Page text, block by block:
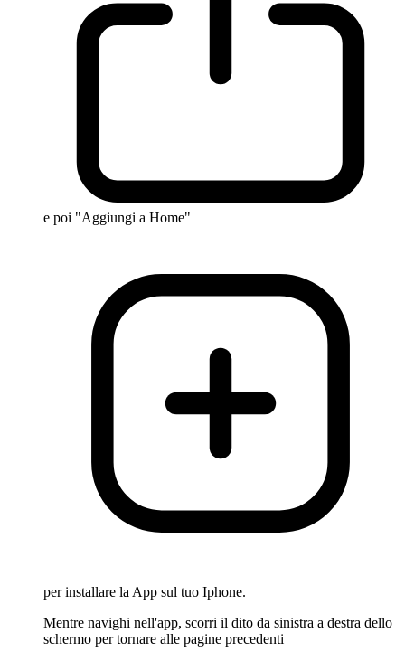
e poi "Aggiungi a Home"
per installare la App sul tuo Iphone.
Mentre navighi nell'app, scorri il dito da sinistra a destra dello
schermo per tornare alle pagine precedenti